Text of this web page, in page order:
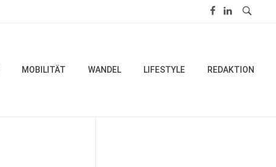
MOBILITÄT WANDEL LIFESTYLE REDAKTION